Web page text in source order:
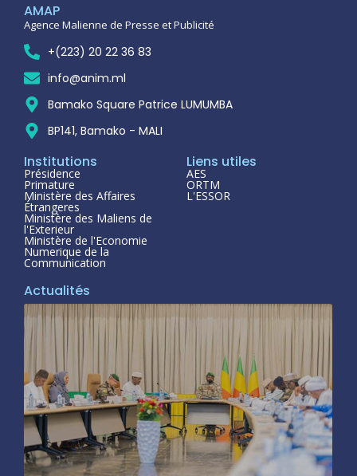
AMAP
Agence Malienne de Presse et Publicité
+(223) 20 22 36 83
info@anim.ml
Bamako Square Patrice LUMUMBA
BP141, Bamako - MALI
Institutions
Présidence
Primature
Ministère des Affaires
Étrangeres
Ministère des Maliens de
l'Exterieur
Ministère de l'Economie
Numerique de la
Communication
Liens utiles
AES
ORTM
L'ESSOR
Actualités